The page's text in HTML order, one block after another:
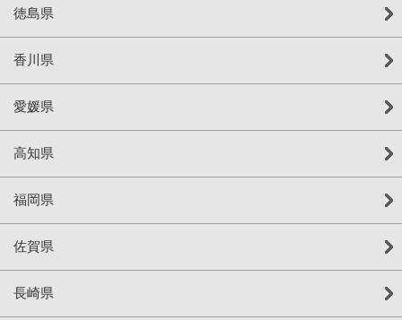
徳島県
香川県
愛媛県
高知県
福岡県
佐賀県
長崎県